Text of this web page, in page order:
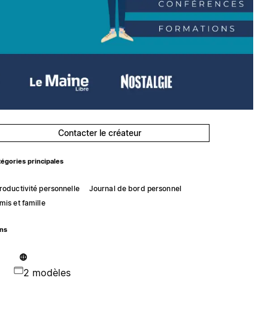
Contacter le créateur
principales
personnelle
Journal de bord personnel
et famille
2 modèles